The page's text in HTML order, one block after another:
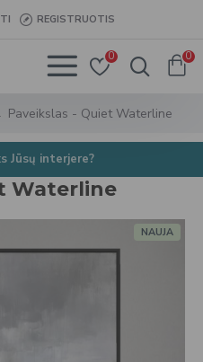
REGISTRUOTIS
0 0
Paveikslas - Quiet Waterline
Jūsų interjere?
Waterline
NAUJA